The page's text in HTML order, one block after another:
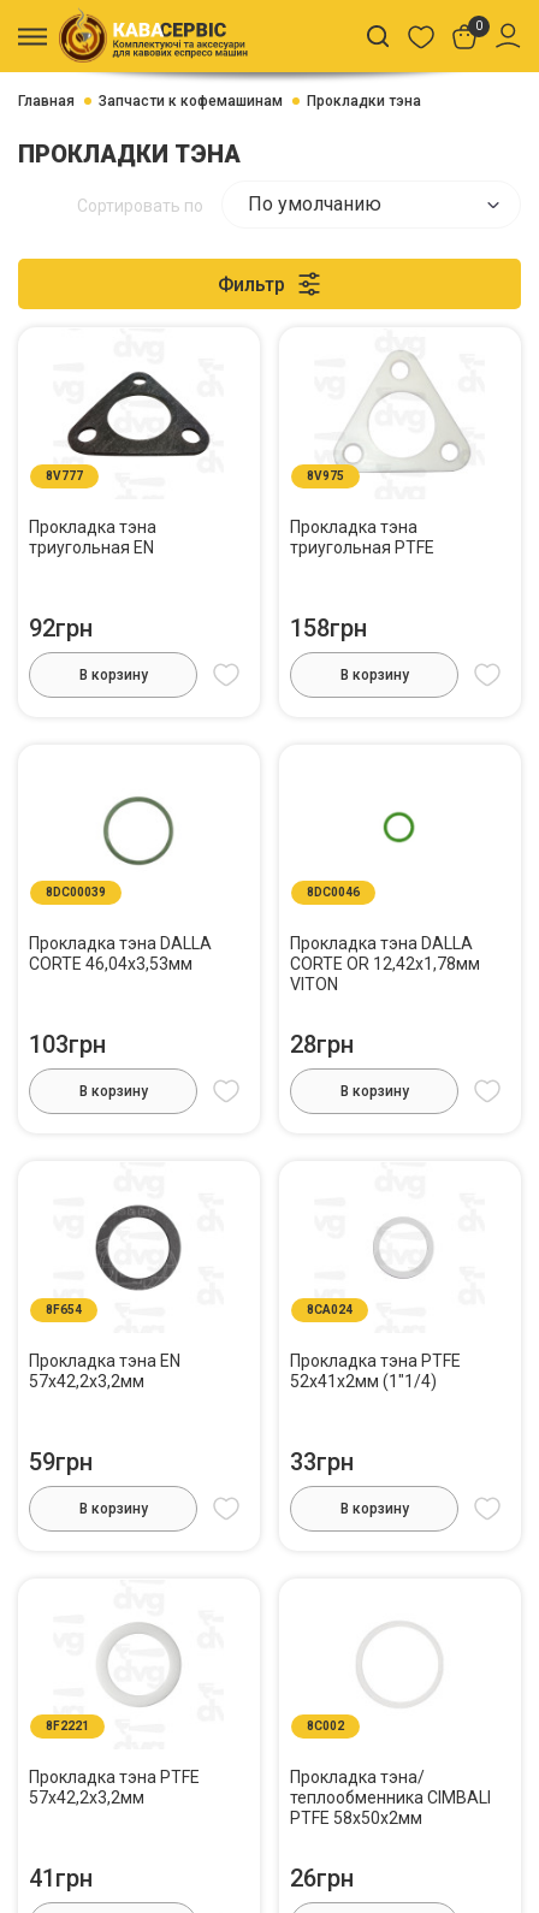
0
Главная Запчасти к кофемашинам Прокладки тэна
ПРОКЛАДКИ ТЭНА
Сортировать по По умолчанию
Фильтр
8V777
Прокладка тэна
триугольная EN
92грн
В корзину
8V975
Прокладка тэна
триугольная PTFE
158грн
В корзину
8DC00039
Прокладка тэна DALLA
CORTE 46,04х3,53мм
103грн
В корзину
8DC0046
Прокладка тэна DALLA
CORTE OR 12,42x1,78мм
VITON
28грн
В корзину
8F654
Прокладка тэна EN
57x42,2x3,2мм
59грн
В корзину
8CA024
Прокладка тэна PTFE
52x41x2мм (1"1/4)
33грн
В корзину
8F2221
Прокладка тэна PTFE
57x42,2x3,2мм
41грн
8C002
Прокладка тэна/
теплообменника CIMBALI
PTFE 58x50x2мм
26грн